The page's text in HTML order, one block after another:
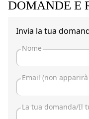
DOMANDE E
Invia la tua